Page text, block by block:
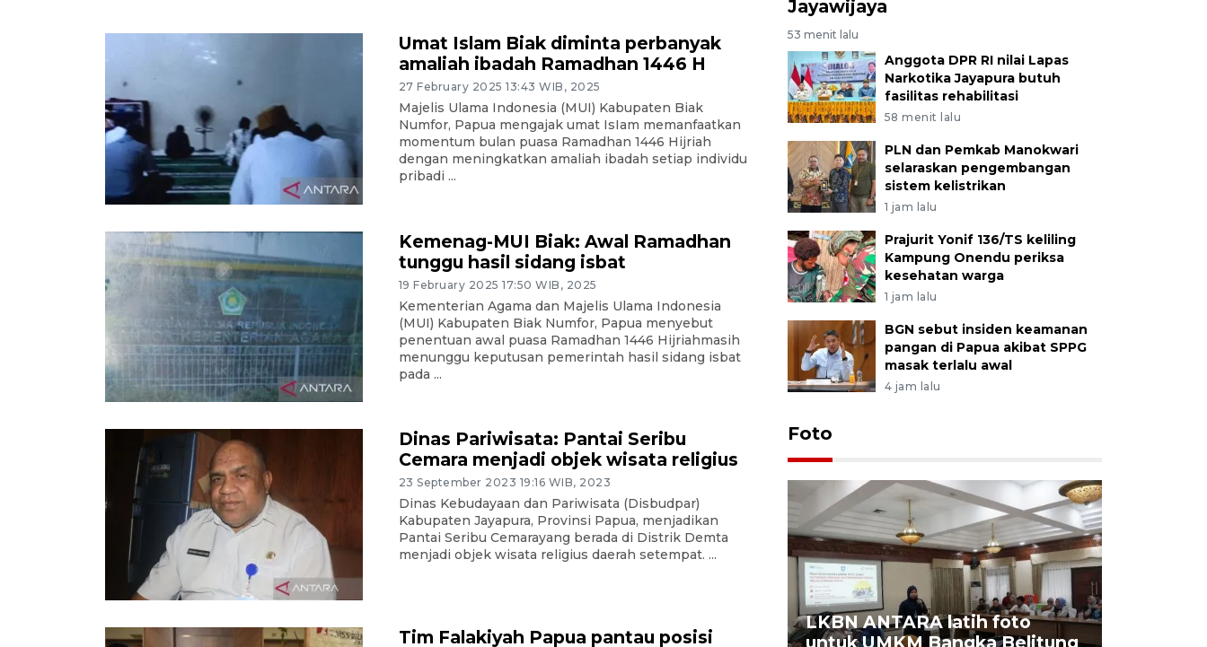
Umat Islam Biak diminta perbanyak
amaliah ibadah Ramadhan 1446 H
27 February 2025 13:43 WIB, 2025
Majelis Ulama Indonesia (MUI) Kabupaten Biak
Numfor, Papua mengajak umat IsIam memanfaatkan
momentum bulan puasa Ramadhan 1446 Hijriah
dengan meningkatkan amaliah ibadah setiap individu
pribadi ...
Kemenag-MUI Biak: Awal Ramadhan
tunggu hasil sidang isbat
19 February 2025 17:50 WIB, 2025
Kementerian Agama dan Majelis Ulama Indonesia
(MUI) Kabupaten Biak Numfor, Papua menyebut
penentuan awal puasa Ramadhan 1446 Hijriahmasih
menunggu keputusan pemerintah hasil sidang isbat
pada ...
Dinas Pariwisata: Pantai Seribu
Cemara menjadi objek wisata religius
23 September 2023 19:16 WIB, 2023
Dinas Kebudayaan dan Pariwisata (Disbudpar)
Kabupaten Jayapura, Provinsi Papua, menjadikan
Pantai Seribu Cemarayang berada di Distrik Demta
menjadi objek wisata religius daerah setempat. ...
Tim Falakiyah Papua pantau posisi
Jayawijaya
53 menit lalu
Anggota DPR RI nilai Lapas
Narkotika Jayapura butuh
fasilitas rehabilitasi
58 menit lalu
PLN dan Pemkab Manokwari
selaraskan pengembangan
sistem kelistrikan
1 jam lalu
Prajurit Yonif 136/TS keliling
Kampung Onendu periksa
kesehatan warga
1 jam lalu
BGN sebut insiden keamanan
pangan di Papua akibat SPPG
masak terlalu awal
4 jam lalu
Foto
LKBN ANTARA latih foto